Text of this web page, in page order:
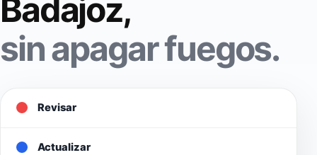
Badajoz,
sin apagar fuegos.
Revisar
Actualizar